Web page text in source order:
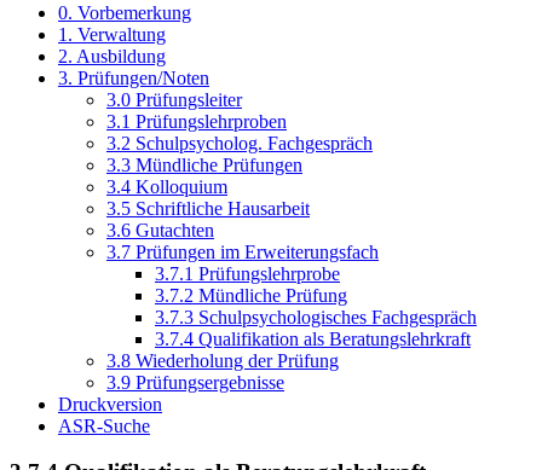
0. Vorbemerkung
1. Verwaltung
2. Ausbildung
3. Prüfungen/Noten
3.0 Prüfungsleiter
3.1 Prüfungslehrproben
3.2 Schulpsycholog. Fachgespräch
3.3 Mündliche Prüfungen
3.4 Kolloquium
3.5 Schriftliche Hausarbeit
3.6 Gutachten
3.7 Prüfungen im Erweiterungsfach
3.7.1 Prüfungslehrprobe
3.7.2 Mündliche Prüfung
3.7.3 Schulpsychologisches Fachgespräch
3.7.4 Qualifikation als Beratungslehrkraft
3.8 Wiederholung der Prüfung
3.9 Prüfungsergebnisse
Druckversion
ASR-Suche